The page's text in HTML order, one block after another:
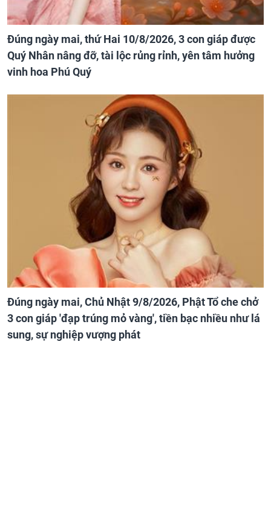
Đúng ngày mai, thứ Hai 10/8/2026, 3 con giáp được
Quý Nhân nâng đỡ, tài lộc rủng rỉnh, yên tâm hưởng
vinh hoa Phú Quý
Đúng ngày mai, Chủ Nhật 9/8/2026, Phật Tổ che chở
3 con giáp 'đạp trúng mỏ vàng', tiền bạc nhiều như lá
sung, sự nghiệp vượng phát